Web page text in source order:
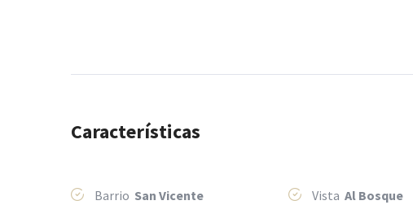
Características
Barrio San Vicente Vista Al Bosque